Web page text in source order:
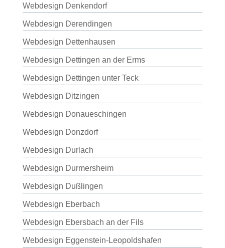
Webdesign Denkendorf
Webdesign Derendingen
Webdesign Dettenhausen
Webdesign Dettingen an der Erms
Webdesign Dettingen unter Teck
Webdesign Ditzingen
Webdesign Donaueschingen
Webdesign Donzdorf
Webdesign Durlach
Webdesign Durmersheim
Webdesign Dußlingen
Webdesign Eberbach
Webdesign Ebersbach an der Fils
Webdesign Eggenstein-Leopoldshafen